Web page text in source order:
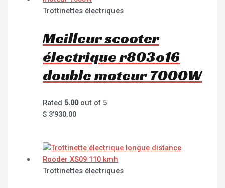
Trottinettes électriques
Meilleur scooter
électrique r803o16
double moteur 7000W
Rated 5.00out of 5
$ 3'930.00
Trottinettes électriques